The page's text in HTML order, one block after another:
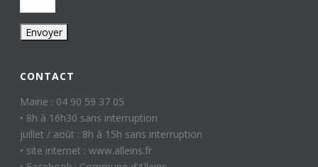
CONTACT
Mairie : 04 90 59 37 05
• 8h à 16h30 sans interruption
juillet / août : 8h à 15h sans interruption
• site internet : www.alleins.fr